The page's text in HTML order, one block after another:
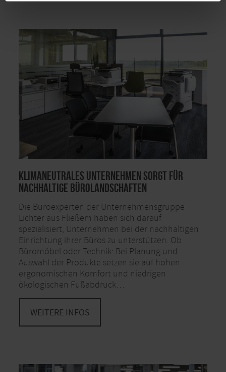
Klimaneutrales Unternehmen sorgt für
nachhaltige Bürolandschaften
Die Büroexperten der Unternehmensgruppe
Lichter aus Fließem haben sich darauf
spezialisiert, Unternehmen bei der nachhaltigen
Einrichtung ihrer Büros zu unterstützen. Ob
Büromöbel oder Technik: Bei Planung und
Auswahl der Produkte setzen sie auf hohen
ergonomischen Komfort und niedrigen
ökologischen Fußabdruck…
WEITERE INFOS